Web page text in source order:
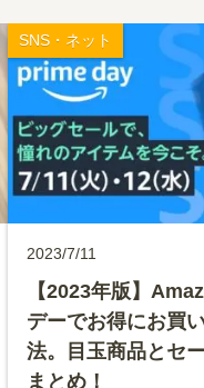
SNS・ネット
2023/7/11
【2023年版】
デーでお得にお買
法。目玉商品とセ
まとめ！